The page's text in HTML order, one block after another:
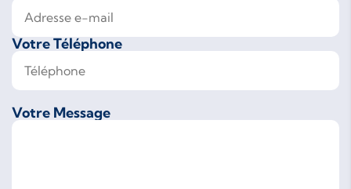
Votre Téléphone
Votre Message